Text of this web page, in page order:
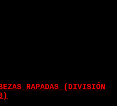
RAPADAS (DIVISIÓN